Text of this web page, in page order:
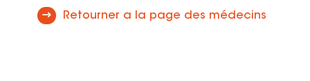
Retourner a la page des médecins